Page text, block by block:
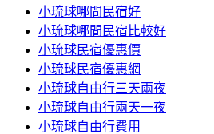
小琉球哪間民宿好
小琉球哪間民宿比較好
小琉球民宿優惠價
小琉球民宿優惠網
小琉球自由行三天兩夜
小琉球自由行兩天一夜
小琉球自由行費用